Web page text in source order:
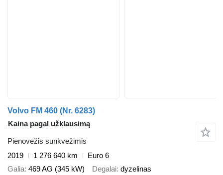
Volvo FM 460 (Nr. 6283)
Kaina pagal užklausimą
Pienovežis sunkvežimis
2019
1 276 640 km
Euro 6
Galia 469 AG (345 kW) Degalai dyzelinas